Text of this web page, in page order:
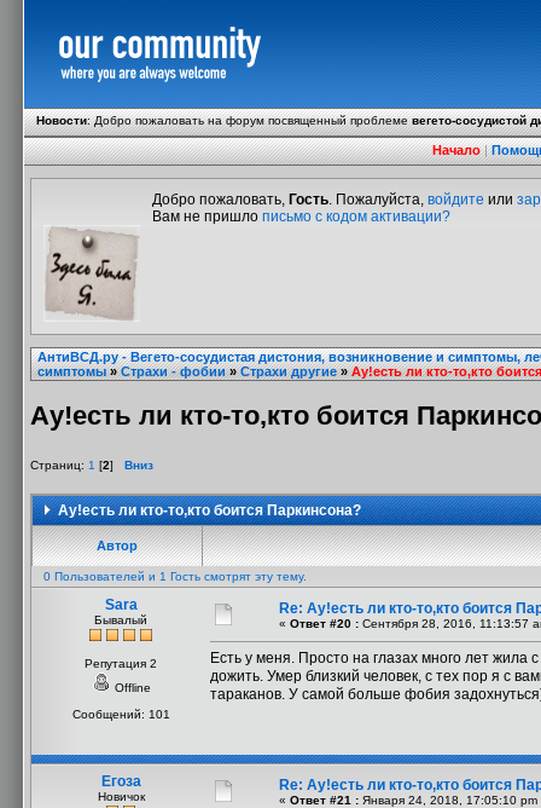
Новости:Добро пожаловать на форум посвященный проблемевегето-сосудистой
Начало|
Добро пожаловать, Гость. Пожалуйста, войдите или
Вам не пришло письмо с кодом активации?
АнтиВСД.ру - Вегето-сосудистая дистония, возникновение и симптомы,
симптомы»Страхи - фобии»Страхи другие»Ау!есть ли кто-то,кто
Ау!есть ли кто-то,кто боится
Страниц: 1 [2] Вниз
Ау!есть ли кто-то,кто боится Паркинсона?
Автор
0 Пользователей и 1 Гость смотрят эту тему.
Sara
Бывалый
Репутация 2
Offline
Сообщений: 101
Re: Ау!есть ли кто-то,кто боится
« Ответ #20 : Сентября 28, 2016, 11:13:57
Есть у меня. Просто на глазах много лет
дожить. Умер близкий человек, с тех пор я с
тараканов. У самой больше фобия
Егоза
Новичок
Re: Ау!есть ли кто-то,кто боится
« Ответ #21 : Января 24, 2018, 17:05:10 pm